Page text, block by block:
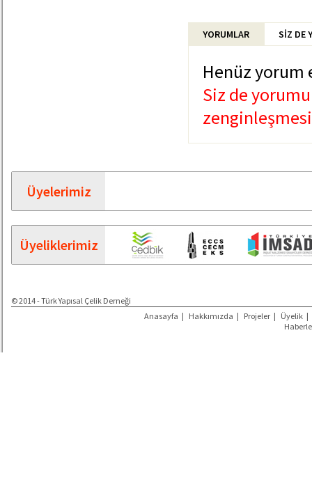
YORUMLAR SİZ DE
Henüz
Siz de
Üyelerimiz
Üyeliklerimiz
© 2014 - Türk Yapısal Çelik Derneği
Anasayfa | Hakkımızda | Projeler | Üyelik |